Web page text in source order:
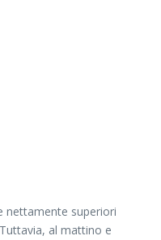
nettamente superiori
al mattino e